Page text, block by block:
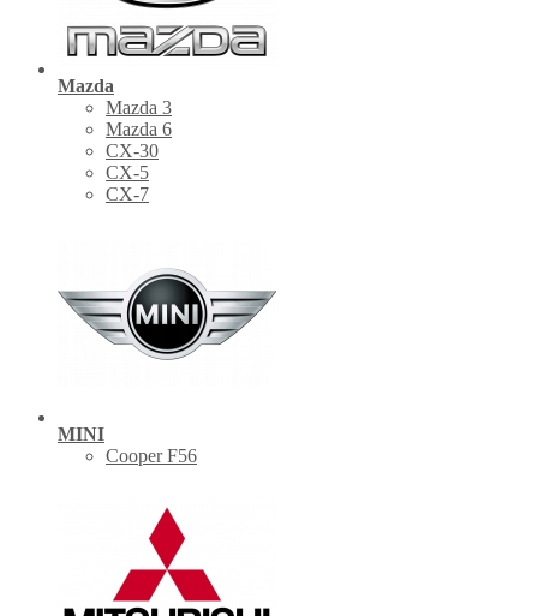
Mazda
Mazda 3
Mazda 6
CX-30
СХ-5
CX-7
MINI
Cooper F56